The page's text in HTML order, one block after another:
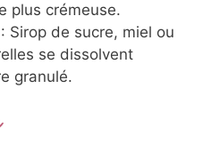
plus crémeuse.
: Sirop de sucre, miel ou
se dissolvent
granulé.